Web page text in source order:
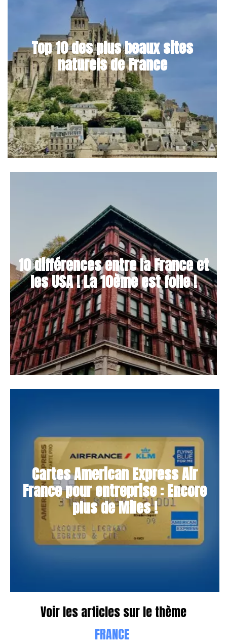
Top 10 des plus beaux sites
naturels de France
10 différences entre la France et
les USA ! La 10ème est folle !
Cartes American Express Air
France pour entreprise : Encore
plus de Miles !
Voir les articles sur le thème
FRANCE